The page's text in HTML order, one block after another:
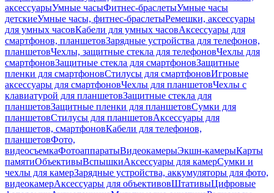
аксессуарыУмные часыФитнес-браслетыУмные часы
детскиеУмные часы, фитнес-браслетыРемешки, аксессуары
для умных часовКабели для умных часовАксессуары для
смартфонов, планшетовЗарядные устройства для телефонов,
планшетовЧехлы, защитные стекла для телефоновЧехлы для
смартфоновЗащитные стекла для смартфоновЗащитные
пленки для смартфоновСтилусы для смартфоновИгровые
аксессуары для смартфоновЧехлы для планшетовЧехлы с
клавиатурой для планшетовЗащитные стекла для
планшетовЗащитные пленки для планшетовСумки для
планшетовСтилусы для планшетовАксессуары для
планшетов, смартфоновКабели для телефонов,
планшетовФото,
видеосъемкаФотоаппаратыВидеокамерыЭкшн-камерыКарты
памятиОбъективыВспышкиАксессуары для камерСумки и
чехлы для камерЗарядные устройства, аккумуляторы для фото,
видеокамерАксессуары для объективовШтативыЦифровые